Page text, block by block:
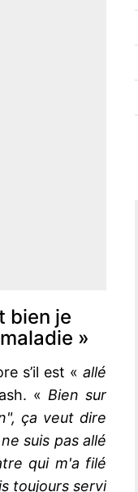
bien je
»
s’il est « allé
« Bien sur
ça veut dire
suis pas allé
qui m'a filé
toujours servi